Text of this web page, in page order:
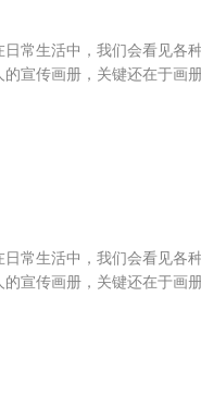
活中，我们会看见各种
宣传画册，关键还在于画
活中，我们会看见各种
宣传画册，关键还在于画